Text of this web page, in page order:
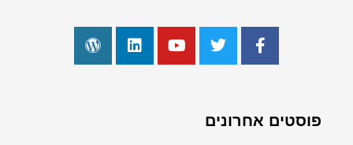
פוסטים אחרונים